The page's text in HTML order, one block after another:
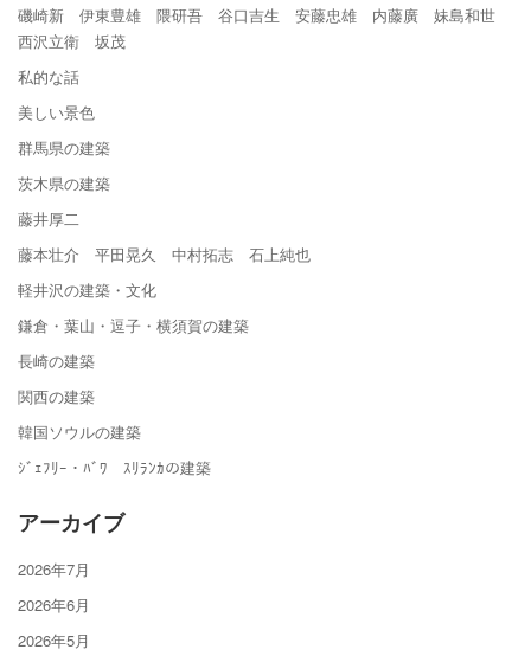
磯崎新 伊東豊雄 隈研吾 谷口吉生 安藤忠雄 内藤廣 妹島和世
西沢立衛 坂茂
私的な話
美しい景色
群馬県の建築
茨木県の建築
藤井厚二
藤本壮介 平田晃久 中村拓志 石上純也
軽井沢の建築・文化
鎌倉・葉山・逗子・横須賀の建築
長崎の建築
関西の建築
韓国ソウルの建築
ｼﾞｪﾌﾘｰ・ﾊﾞﾜ ｽﾘﾗﾝｶの建築
アーカイブ
2026年7月
2026年6月
2026年5月